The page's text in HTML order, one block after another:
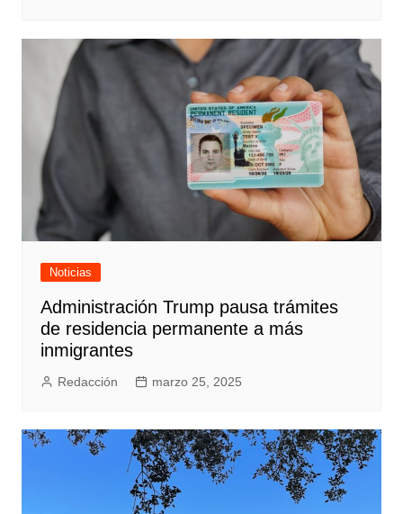
Noticias
Administración Trump pausa trámites
de residencia permanente a más
inmigrantes
Redacción marzo 25, 2025